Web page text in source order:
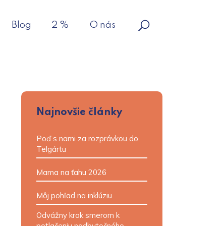
Blog 2 % O nás
Najnovšie články
Poď s nami za rozprávkou do
Telgártu
Mama na ťahu 2026
Môj pohľad na inklúziu
Odvážny krok smerom k